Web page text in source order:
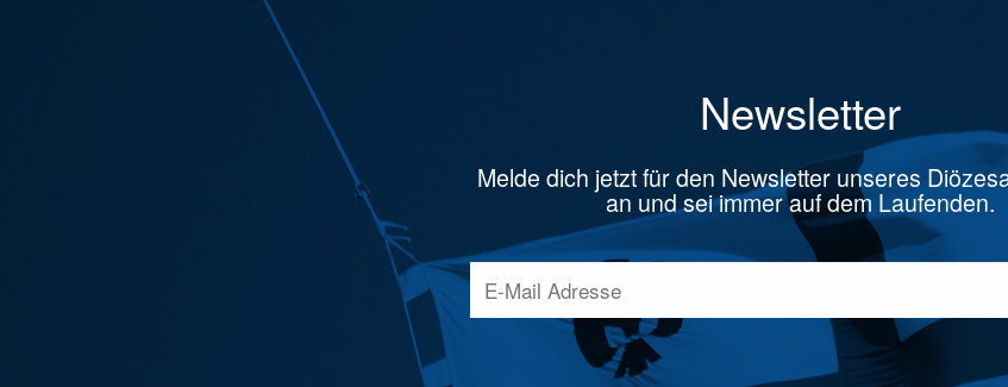
Newsletter
Melde dich jetzt für den Newsletter unseres
an und sei immer auf dem Laufenden.